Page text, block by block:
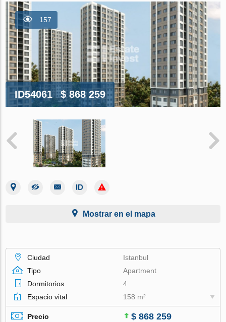
157
ID54061 $ 868 259
Mostrar en el mapa
Ciudad
Istanbul
Tipo
Apartment
Dormitorios
4
Espacio vital
158 m²
Precio $ 868 259